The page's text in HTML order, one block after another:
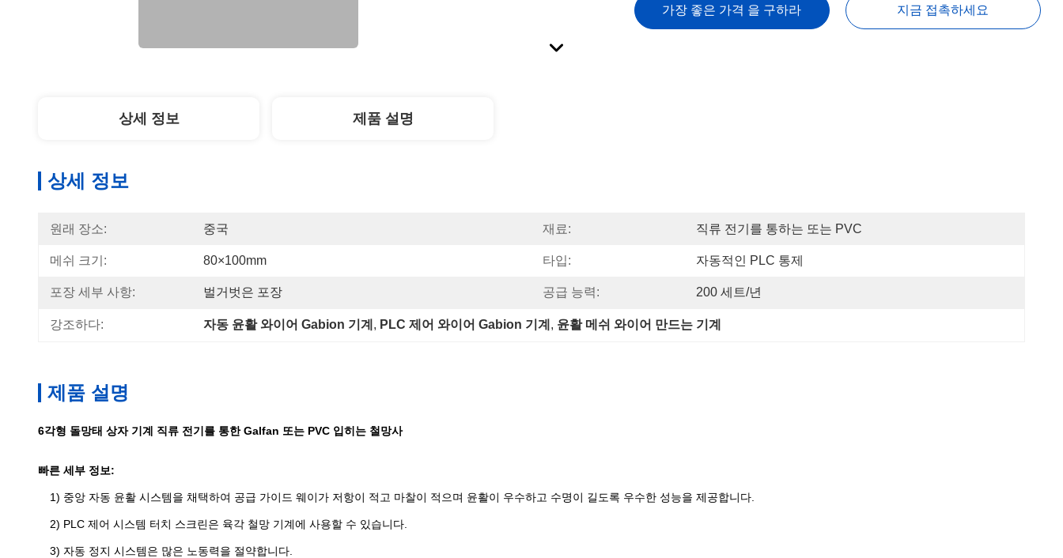
가장 좋은 가격 을 구하라 지금 접촉하세요
상세 정보 제품 설명
상세 정보
원래 장소: 중국 재료: 직류 전기를 통하는 또는 PVC
메쉬 크기: 80×100mm 타입: 자동적인 PLC 통제
포장 세부 사항: 벌거벗은 포장 공급 능력: 200 세트/년
강조하다: 자동 윤활 와이어 Gabion 기계 , PLC 제어 와이어 Gabion 기계 , 윤활 메쉬 와이어 만드는 기계
제품 설명
6각형 돌망태 상자 기계 직류 전기를 통한 Galfan 또는 PVC 입히는 철망사
빠른 세부 정보:
1) 중앙 자동 윤활 시스템을 채택하여 공급 가이드 웨이가 저항이 적고 마찰이 적으며 윤활이 우수하고 수명이 길도록 우수한 성능을 제공합니다.
2) PLC 제어 시스템 터치 스크린은 육각 철망 기계에 사용할 수 있습니다.
3) 자동 정지 시스템은 많은 노동력을 절약합니다.